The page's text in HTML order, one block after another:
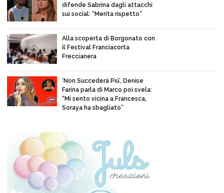
difende Sabrina dagli attacchi
sui social: “Merita rispetto”
Alla scoperta di Borgonato con
il Festival Franciacorta
Freccianera
‘Non Succederà Più’, Denise
Farina parla di Marco poi svela:
“Mi sento vicina a Francesca,
Soraya ha sbagliato”